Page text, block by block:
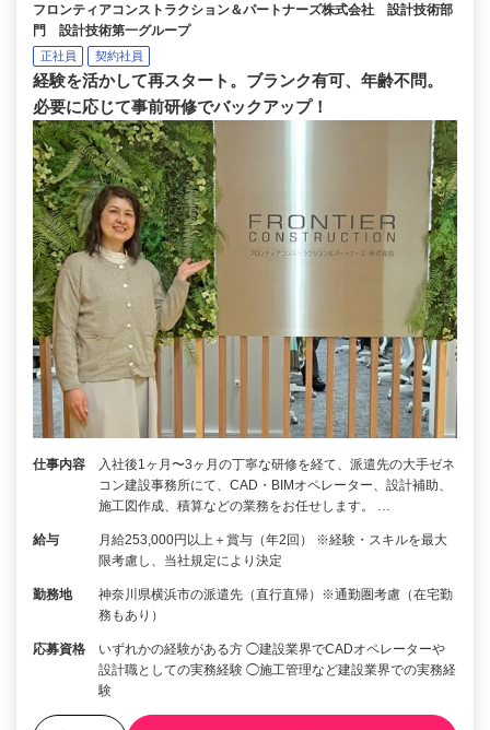
フロンティアコンストラクション＆パートナーズ株式会社 設計技術部
門 設計技術第一グループ
正社員 契約社員
経験を活かして再スタート。ブランク有可、年齢不問。
必要に応じて事前研修でバックアップ！
仕事内容
入社後1ヶ月〜3ヶ月の丁寧な研修を経て、派遣先の大手ゼネ
コン建設事務所にて、CAD・BIMオペレーター、設計補助、
施工図作成、積算などの業務をお任せします。 …
給与
月給253,000円以上＋賞与（年2回） ※経験・スキルを最大
限考慮し、当社規定により決定
勤務地
神奈川県横浜市の派遣先（直行直帰）※通勤圏考慮（在宅勤
務もあり）
応募資格
いずれかの経験がある方 ◯建設業界でCADオペレーターや
設計職としての実務経験 ◯施工管理など建設業界での実務経
験